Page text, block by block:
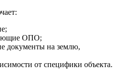
ОПО;
документы на землю,
от специфики объекта.